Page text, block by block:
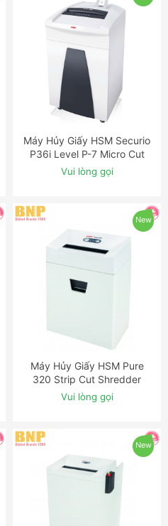
ĐẶT NGAY
Máy Hủy Giấy HSM Securio
P36i Level P-7 Micro Cut
Shredder with OMDD Slot
Vui lòng gọi
New
ĐẶT NGAY
Máy Hủy Giấy HSM Pure
320 Strip Cut Shredder
Vui lòng gọi
New